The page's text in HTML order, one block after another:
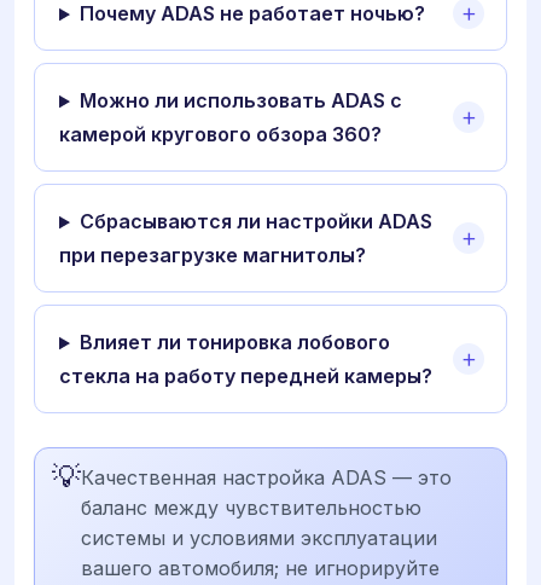
Почему ADAS не работает ночью?
Можно ли использовать ADAS с
камерой кругового обзора 360?
Сбрасываются ли настройки ADAS
при перезагрузке магнитолы?
Влияет ли тонировка лобового
стекла на работу передней камеры?
💡Качественная настройка ADAS — это
баланс между чувствительностью
системы и условиями эксплуатации
вашего автомобиля; не игнорируйте